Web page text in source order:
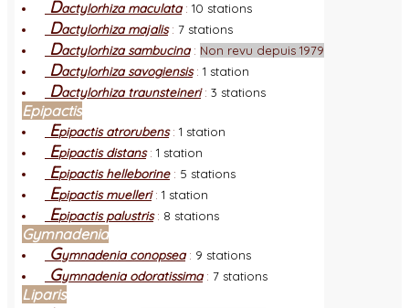
Dactylorhiza maculata: 10 stations
Dactylorhiza majalis: 7 stations
Dactylorhiza sambucina: Non revu depuis 1979
Dactylorhiza savogiensis: 1 station
Dactylorhiza traunsteineri: 3 stations
Epipactis
Epipactis atrorubens: 1 station
Epipactis distans: 1 station
Epipactis helleborine: 5 stations
Epipactis muelleri: 1 station
Epipactis palustris: 8 stations
Gymnadenia
Gymnadenia conopsea: 9 stations
Gymnadenia odoratissima: 7 stations
Liparis